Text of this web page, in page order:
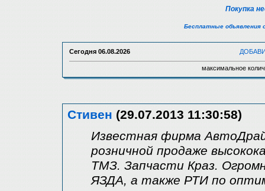
Покупка
Бесплатные объявления
Сегодня 06.08.2026
максимальное
Стивен (29.07.2013 11:30:58)
Известная фирма
розничной продаже
ТМЗ. Запчасти Краз.
ЯЗДА, а также РТИ по